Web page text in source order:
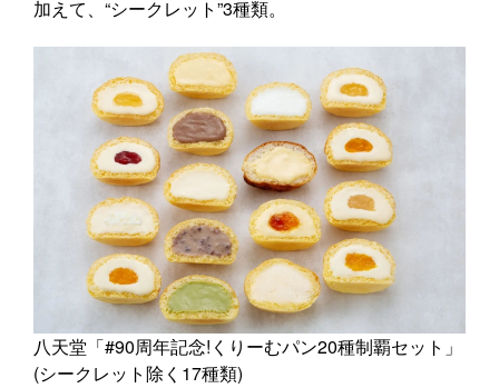
加えて、“シークレット”3種類。
八天堂「#90周年記念!くりーむパン20種制覇セット」
(シークレット除く17種類)